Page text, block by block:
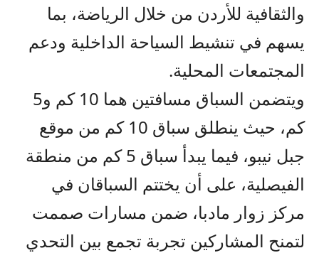
والثقافية للأردن من خلال الرياضة، بما
يسهم في تنشيط السياحة الداخلية ودعم
المجتمعات المحلية.
ويتضمن السباق مسافتين هما 10 كم و5
كم، حيث ينطلق سباق 10 كم من موقع
جبل نيبو، فيما يبدأ سباق 5 كم من منطقة
الفيصلية، على أن يختتم السباقان في
مركز زوار مادبا، ضمن مسارات صممت
لتمنح المشاركين تجربة تجمع بين التحدي